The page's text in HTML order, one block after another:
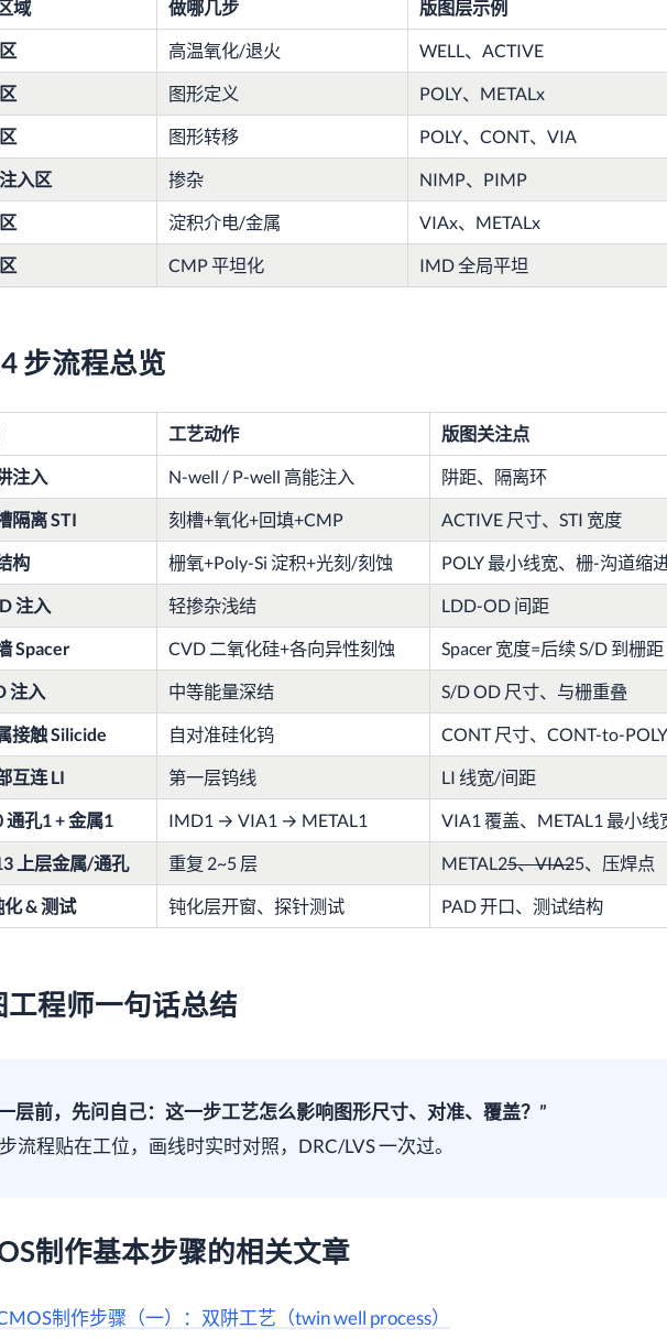
域 做哪几步 版图层示例
高温氧化/退火 WELL、ACTIVE
图形定义 POLY、METALx
图形转移 POLY、CONT、VIA
入区 掺杂 NIMP、PIMP
淀积介电/金属 VIAx、METALx
CMP 平坦化 IMD 全局平坦
步流程总览
工艺动作 版图关注点
注入 N-well / P-well 高能注入 阱距、隔离环
隔离 STI 刻槽+氧化+回填+CMP ACTIVE 尺寸、STI 宽度
构 栅氧+Poly-Si 淀积+光刻/刻蚀 POLY 最小线宽、栅-沟道缩
注入 轻掺杂浅结 LDD-OD 间距
Spacer CVD 二氧化硅+各向异性刻蚀 Spacer 宽度=后续 S/D 到栅距
注入 中等能量深结 S/D OD 尺寸、与栅重叠
接触 Silicide 自对准硅化钨 CONT 尺寸、CONT-to-
互连 LI 第一层钨线 LI 线宽/间距
通孔1 + 金属1 IMD1 → VIA1 → METAL1 VIA1 覆盖、METAL1 最小线
上层金属/通孔 重复 2~5 层 METAL25、VIA25、压焊点
化 & 测试 钝化层开窗、探针测试 PAD 开口、测试结构
工程师一句话总结
层前，先问自己：这一步工艺怎么影响图形尺寸、对准、覆盖？”
流程贴在工位，画线时实时对照，DRC/LVS 一次过。
制作基本步骤的相关文章
制作步骤（一）：双阱工艺（twin well process）